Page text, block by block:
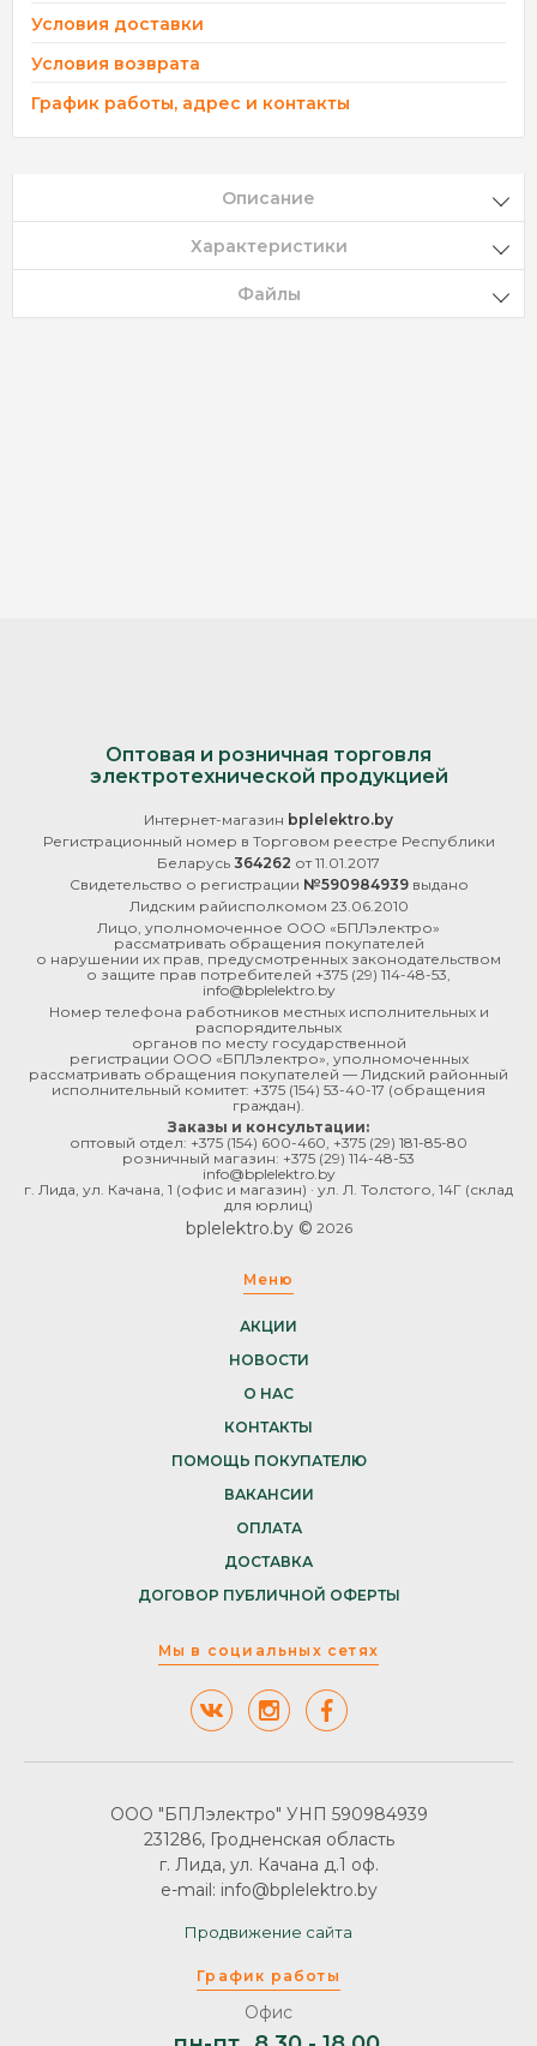
Условия доставки
Условия возврата
График работы, адрес и контакты
Описание
Характеристики
Файлы
Оптовая и розничная торговля
электротехнической продукцией
Интернет-магазин bplelektro.by
Регистрационный номер в Торговом реестре Республики
Беларусь 364262 от 11.01.2017
Свидетельство о регистрации №590984939выдано
Лидским райисполкомом 23.06.2010
Лицо, уполномоченное ООО «БПЛэлектро»
рассматривать обращения покупателей
о нарушении их прав, предусмотренных законодательством
о защите прав потребителей +375 (29) 114-48-53
info@bplelektro.by
Номер телефона работников местных исполнительных и
распорядительных
органов по месту государственной
регистрации ООО «БПЛэлектро», уполномоченных
рассматривать обращения покупателей — Лидский районный
исполнительный комитет: +375 (154) 53-40-17 (обращения
граждан).
Заказы и консультации:
оптовый отдел: +375 (154) 600-460 +375 (29) 181-85-80
розничный магазин: +375 (29) 114-48-53
info@bplelektro.by
г. Лида, ул. Качана, 1 (офис и магазин) · ул. Л. Толстого, 14Г (склад
для юрлиц)
bplelektro.by © 2026
Меню
АКЦИИ
НОВОСТИ
О НАС
КОНТАКТЫ
ПОМОЩЬ ПОКУПАТЕЛЮ
ВАКАНСИИ
ОПЛАТА
ДОСТАВКА
ДОГОВОР ПУБЛИЧНОЙ ОФЕРТЫ
Мы в социальных сетях
График работы
Офис
ООО "БПЛэлектро" УНП 590984939
231286, Гродненская область
г. Лида, ул. Качана д.1 оф.
e-mail: info@bplelektro.by
Продвижение сайта